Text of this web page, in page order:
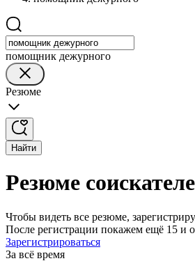
помощник дежурного
Резюме
Найти
Резюме
Чтобы видеть все резюме,
После регистрации покажем ещё 15 и
Зарегистрироваться
За всё время